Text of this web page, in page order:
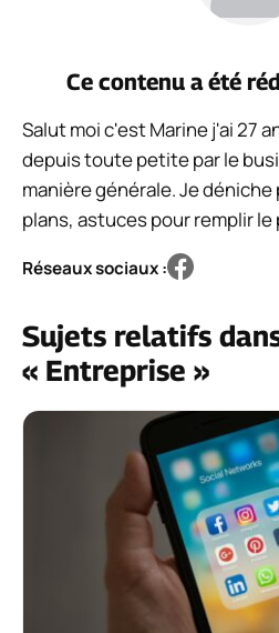
Ce contenu a été
Salut moi c'est Marine j'ai 27
depuis toute petite par le
manière générale. Je
plans, astuces pour remplir
Réseaux sociaux :
Sujets relatifs
« Entreprise »